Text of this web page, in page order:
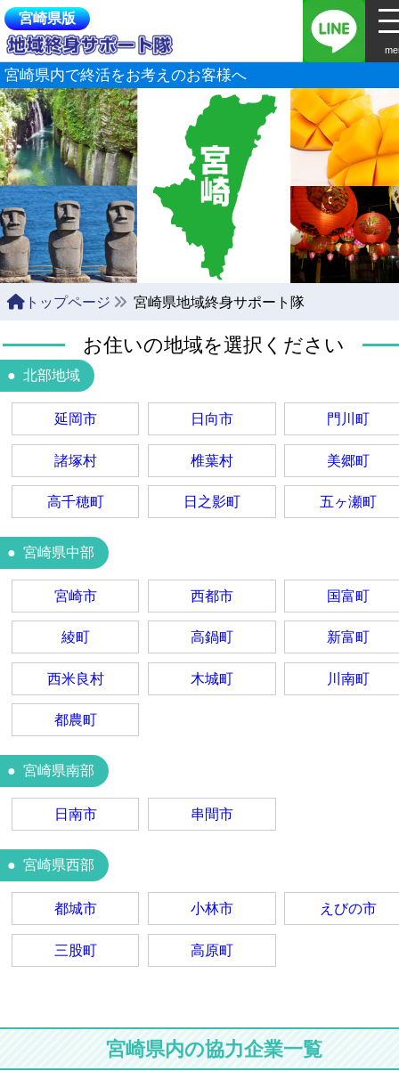
宮崎県版
宮崎県内で終活をお考えのお客様へ
トップページ 宮崎県地域終身サポート隊
お住いの地域を選択ください
北部地域
延岡市 日向市 門川町
諸塚村 椎葉村 美郷町
高千穂町 日之影町 五ヶ瀬町
宮崎県中部
宮崎市 西都市 国富町
綾町 高鍋町 新富町
西米良村 木城町 川南町
都農町
宮崎県南部
日南市 串間市
宮崎県西部
都城市 小林市 えびの市
三股町 高原町
宮崎県内の協力企業一覧